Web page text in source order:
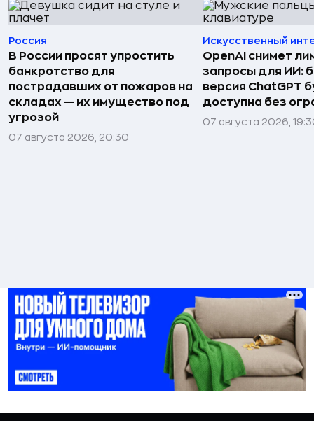
Россия
В России просят упростить
банкротство для
пострадавших от пожаров на
складах — их имущество под
угрозой
07 августа 2026, 20:30
Искусственный
OpenAI снимет
запросы для ИИ:
версия ChatGPT
доступна без
07 августа 2026,